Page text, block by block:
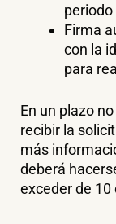
Firma
con la
para
En un plazo
recibir la
más
deberá
exceder de 10